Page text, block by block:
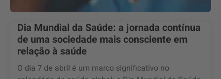
Dia Mundial da Saúde: a jornada contínua
de uma sociedade mais consciente em
relação à saúde
O dia 7 de abril é um marco significativo no